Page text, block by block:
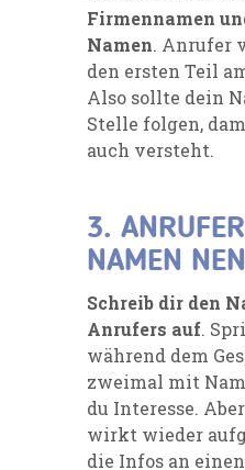
Firmennamen
Namen. Anrufer
den ersten Teil
Also sollte dein
Stelle folgen,
auch versteht.
3.
NAMEN
Schreib dir den
Anrufers auf.
während dem
zweimal mit
du Interesse.
wirkt wieder
die Infos an